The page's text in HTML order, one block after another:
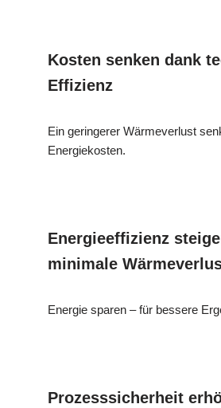
Kosten senken dank
Effizienz
Ein geringerer Wärmeverlust
Energiekosten.
Energieeffizienz
minimale
Energie sparen – für bessere
Prozesssicherheit